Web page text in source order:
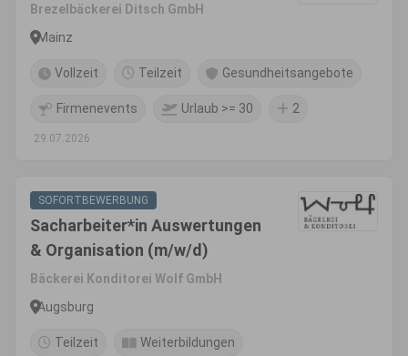
Brezelbäckerei Ditsch GmbH
Mainz
Vollzeit Teilzeit Gesundheitsangebote
Firmenevents Urlaub >= 30 2
29.07.2026
SOFORTBEWERBUNG
Sacharbeiter*in Auswertungen
& Organisation (m/w/d)
Bäckerei Konditorei Wolf GmbH
Augsburg
Teilzeit Weiterbildungen